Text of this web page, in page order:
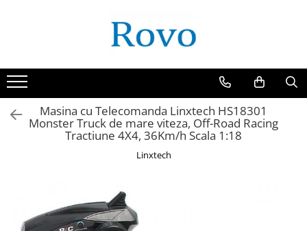
Masina cu Telecomanda Linxtech HS18301
Monster Truck de mare viteza, Off-Road Racing
Tractiune 4X4, 36Km/h Scala 1:18
Linxtech